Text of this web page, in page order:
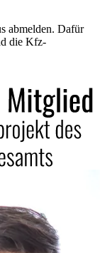
abmelden. Dafür
die Kfz-